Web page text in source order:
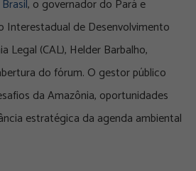
, o governador do Pará e
Interestadual de Desenvolvimento
Legal (CAL), Helder Barbalho,
do fórum. O gestor público
da Amazônia, oportunidades
estratégica da agenda ambiental